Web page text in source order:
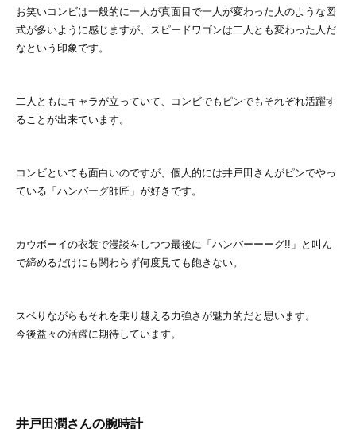
お笑いコンビは一般的に一人が真面目で一人が変わった人のような図
式が多いように感じますが、スピードワゴンは二人とも変わった人だ
なという印象です。
二人ともにキャラが立っていて、コンビでもピンでもそれぞれ活躍す
ることが出来ています。
コンビといても面白いのですが、個人的には井戸田さんがピンでやっ
ている「ハンバーグ師匠」が好きです。
カウボーイの衣装で漫談をしつつ最後に「ハンバーーーグ!!」と叫ん
で締めるだけにも関わらず何度見ても飽きない。
スベりながらもそれを乗り越える力強さが魅力的だと思います。
今後益々の活躍に期待しています。
井戸田潤さんの腕時計